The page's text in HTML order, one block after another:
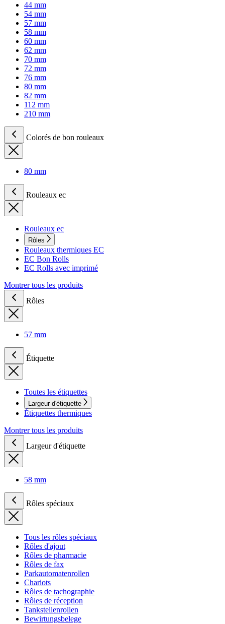
44 mm
54 mm
57 mm
58 mm
60 mm
62 mm
70 mm
72 mm
76 mm
80 mm
82 mm
112 mm
210 mm
Colorés de bon rouleaux
80 mm
Rouleaux ec
Rouleaux ec
Rôles
Rouleaux thermiques EC
EC Bon Rolls
EC Rolls avec imprimé
Montrer tous les produits
Rôles
57 mm
Étiquette
Toutes les étiquettes
Largeur d'étiquette
Étiquettes thermiques
Montrer tous les produits
Largeur d'étiquette
58 mm
Rôles spéciaux
Tous les rôles spéciaux
Rôles d'ajout
Rôles de pharmacie
Rôles de fax
Parkautomatenrollen
Chariots
Rôles de tachographie
Rôles de réception
Tankstellenrollen
Bewirtungsbelege